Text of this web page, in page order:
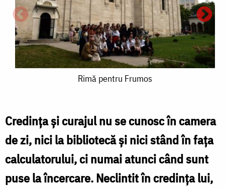
Rimă pentru Frumos
Credința și curajul nu se cunosc în camera
de zi, nici la bibliotecă și nici stând în fața
calculatorului, ci numai atunci când sunt
puse la încercare. Neclintit în credința lui,